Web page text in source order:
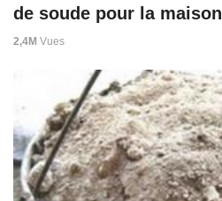
de soude pour la maison
2,4M Vues